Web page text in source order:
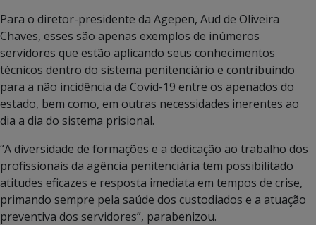
Para o diretor-presidente da Agepen, Aud de Oliveira
Chaves, esses são apenas exemplos de inúmeros
servidores que estão aplicando seus conhecimentos
técnicos dentro do sistema penitenciário e contribuindo
para a não incidência da Covid-19 entre os apenados do
estado, bem como, em outras necessidades inerentes ao
dia a dia do sistema prisional.
“A diversidade de formações e a dedicação ao trabalho dos
profissionais da agência penitenciária tem possibilitado
atitudes eficazes e resposta imediata em tempos de crise,
primando sempre pela saúde dos custodiados e a atuação
preventiva dos servidores”, parabenizou.